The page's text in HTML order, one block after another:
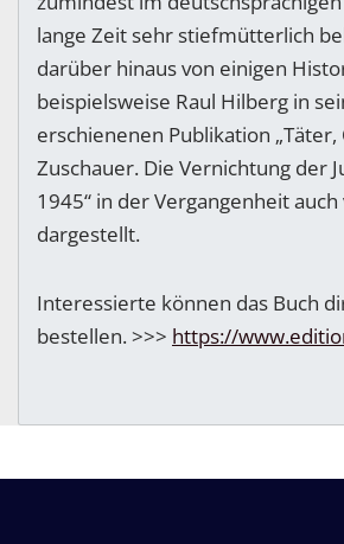
lange Zeit sehr stiefmütterlich
darüber hinaus von einigen
beispielsweise Raul Hilberg in
erschienenen Publikation „Täter,
Zuschauer. Die Vernichtung der
1945“ in der Vergangenheit
dargestellt.
Interessierte können das Buch
bestellen. >>> https://